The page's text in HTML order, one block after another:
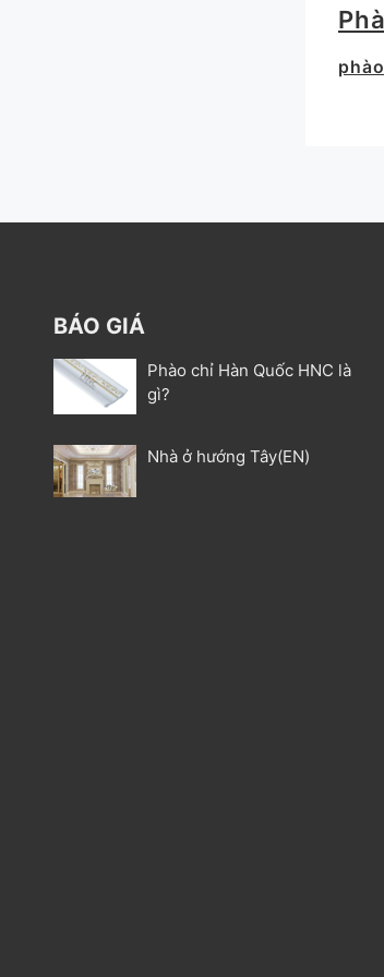
BÁO GIÁ
Phào chỉ Hàn Quốc HNC là
gì?
Nhà ở hướng Tây(EN)